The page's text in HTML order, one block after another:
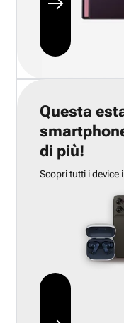
Questa
di più!
Scopri tutti i device